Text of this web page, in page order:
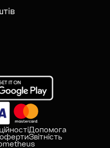
Допомога
офертиЗвітність